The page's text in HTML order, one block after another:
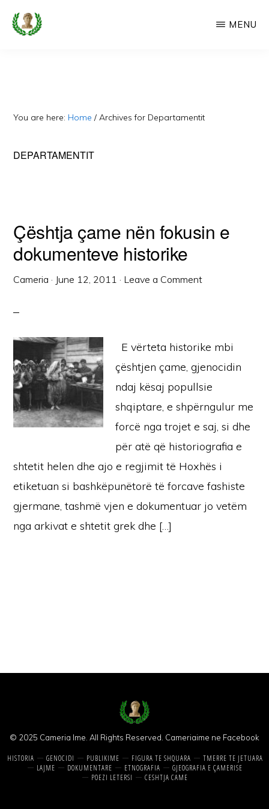
Skip
Faqe
Dedikuar
MENU
You are here: Home / Archives for Departamentit
DEPARTAMENTIT
Çështja çame nën fokusin e
dokumenteve historike
Cameria · June 12, 2011 · Leave a Comment
E vërteta historike mbi
çështjen çame, gjenocidin
ndaj kësaj popullsie
shqiptare, e shpërngulur me
forcë nga trojet e saj, si dhe
për atë që historiografia e
shtetit helen dhe ajo e regjimit të Hoxhës i
etiketuan si bashkëpunëtorë të forcave fashiste
gjermane, tashmë vjen e dokumentuar jo vetëm
nga arkivat e shtetit grek dhe […]
© 2025 Cameria Ime. All Rights Reserved. Cameriaime ne Facebook
HISTORIA GENOCIDI PUBLIKIME FIGURA TE SHQUARA
TMERRE TE JETUARA
LAJME
DOKUMENTARE ETNOGRAFIA
GJEOGRAFIA E ÇAMERISE
POEZI LETERSI
CESHTJA CAME